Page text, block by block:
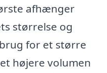
afhænger
størrelse og
for et større
højere volumen